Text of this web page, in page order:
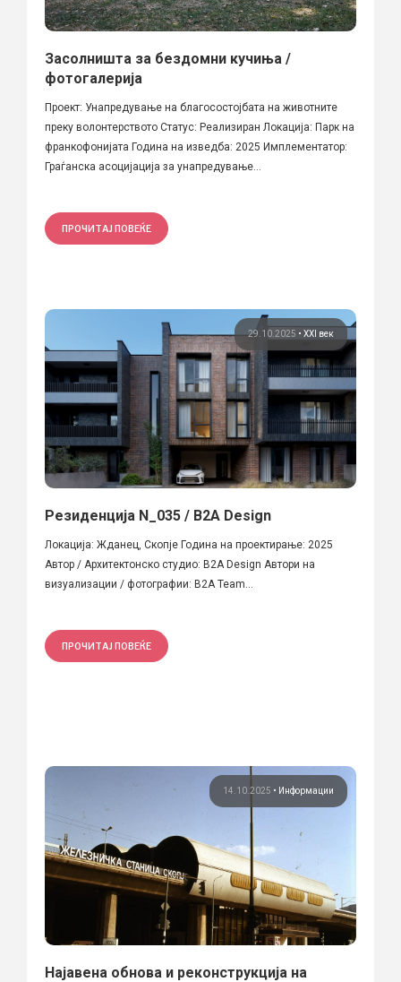
Засолништа за бездомни кучиња /
фотогалерија
Проект: Унапредување на благосостојбата на животните
преку волонтерството Статус: Реализиран Локација: Парк на
франкофонијата Година на изведба: 2025 Имплементатор:
Граѓанска асоцијација за унапредување...
ПРОЧИТАЈ ПОВЕЌЕ
29.10.2025 • XXI век
Резиденција N_035 / B2A Design
Локација: Жданец, Скопје Година на проектирање: 2025
Автор / Архитектонско студио: B2A Design Автори на
визуализации / фотографии: B2A Team...
ПРОЧИТАЈ ПОВЕЌЕ
14.10.2025 • Информации
Најавена обнова и реконструкција на